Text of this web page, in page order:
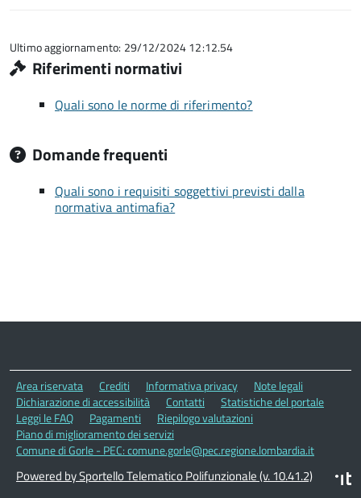
5
Ultimo aggiornamento: 29/12/2024 12:12.54
Riferimenti normativi
Quali sono le norme di riferimento?
Domande frequenti
Quali sono i requisiti soggettivi previsti dalla
normativa antimafia?
Area riservata Crediti Informativa privacy
Note legali
Dichiarazione di accessibilità
Contatti
Statistiche del portale
Leggi le FAQ
Pagamenti
Riepilogo valutazioni
Piano di miglioramento dei servizi
Comune di Gorle - PEC: comune.gorle@pec.regione.lombardia.it
Powered by Sportello Telematico Polifunzionale (v. 10.41.2)